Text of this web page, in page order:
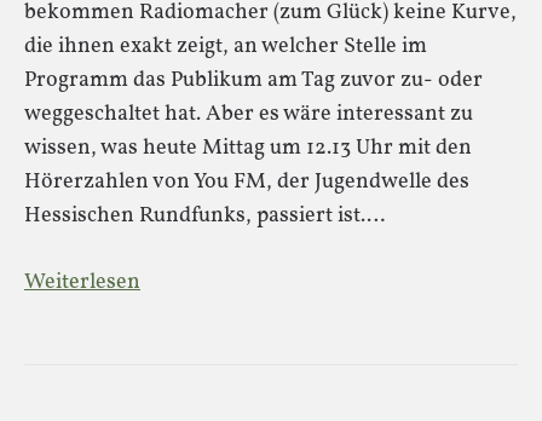
bekommen Radiomacher (zum Glück) keine Kurve,
die ihnen exakt zeigt, an welcher Stelle im
Programm das Publikum am Tag zuvor zu- oder
weggeschaltet hat. Aber es wäre interessant zu
wissen, was heute Mittag um 12.13 Uhr mit den
Hörerzahlen von You FM, der Jugendwelle des
Hessischen Rundfunks, passiert ist.…
Weiterlesen